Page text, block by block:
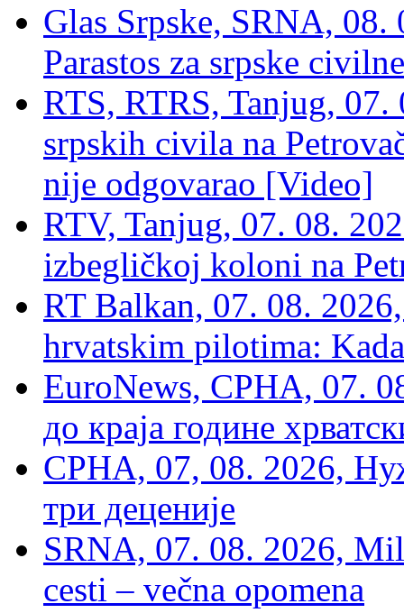
Glas Srpske, SRNA,
Parastos za srpske
RTS, RTRS, Tanjug,
srpskih civila na
nije odgovarao [Video]
RTV, Tanjug, 07. 08.
izbegličkoj koloni na
RT Balkan, 07. 08.
hrvatskim pilotima:
EuroNews, СРНА, 07.
до краја године
СРНА, 07, 08. 2026,
три деценије
SRNA, 07. 08. 2026,
cesti – večna opomena